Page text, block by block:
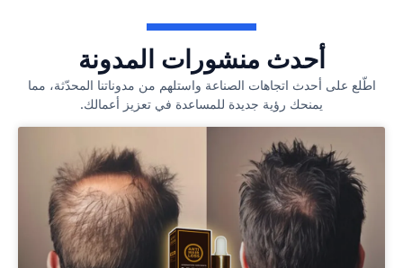
أحدث منشورات المدونة
اطّلع على أحدث اتجاهات الصناعة واستلهم من مدوناتنا المحدّثة، مما
يمنحك رؤية جديدة للمساعدة في تعزيز أعمالك.